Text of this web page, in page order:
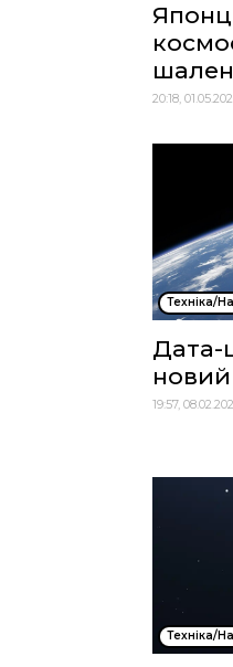
20:18,
Техніка/
Дата-
19:57,
Техніка/